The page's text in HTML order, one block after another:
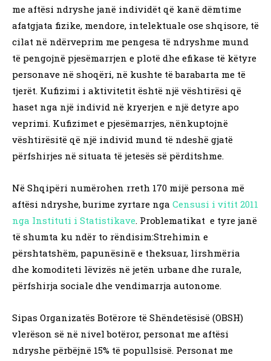
me aftësi ndryshe janë individët që kanë dëmtime
afatgjata fizike, mendore, intelektuale ose shqisore, të
cilat në ndërveprim me pengesa të ndryshme mund
të pengojnë pjesëmarrjen e plotë dhe efikase të këtyre
personave në shoqëri, në kushte të barabarta me të
tjerët. Kufizimi i aktivitetit është një vështirësi që
haset nga një individ në kryerjen e një detyre apo
veprimi. Kufizimet e pjesëmarrjes, nënkuptojnë
vështirësitë që një individ mund të ndeshë gjatë
përfshirjes në situata të jetesës së përditshme.
Në Shqipëri numërohen rreth 170 mijë persona më
aftësi ndryshe, burime zyrtare nga Censusi i vitit 2011
nga Instituti i Statistikave. Problematikat e tyre janë
të shumta ku ndër to rëndisim:Strehimin e
përshtatshëm, papunësinë e theksuar, lirshmëria
dhe komoditeti lëvizës në jetën urbane dhe rurale,
përfshirja sociale dhe vendimarrja autonome.
Sipas Organizatës Botërore të Shëndetësisë (OBSH)
vlerëson së në nivel botëror, personat me aftësi
ndryshe përbëjnë 15% të popullsisë. Personat me